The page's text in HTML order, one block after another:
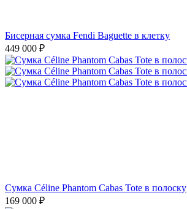
Бисерная сумка Fendi Baguette в клетку
449 000 ₽
Сумка Céline Phantom Cabas Tote в полоску
169 000 ₽